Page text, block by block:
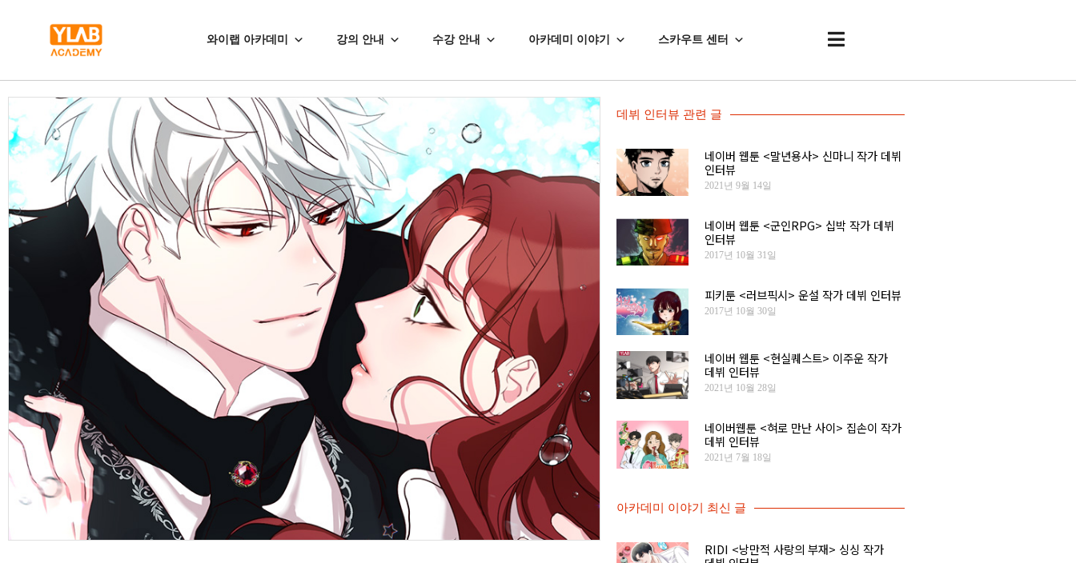
와이랩 아카데미 강의 안내 수강 안내 아카데미 이야기 스카우트 센터
데뷔 인터뷰 관련 글
네이버 웹툰 <말년용사> 신마니 작가 데뷔
인터뷰
2021년 9월 14일
네이버 웹툰 <군인RPG> 십박 작가 데뷔
인터뷰
2017년 10월 31일
피키툰 <러브픽시> 운설 작가 데뷔 인터뷰
2017년 10월 30일
네이버 웹툰 <현실퀘스트> 이주운 작가
데뷔 인터뷰
2021년 10월 28일
네이버웹툰 <혀로 만난 사이> 집손이 작가
데뷔 인터뷰
2021년 7월 18일
아카데미 이야기 최신 글
RIDI <낭만적 사랑의 부재> 싱싱 작가